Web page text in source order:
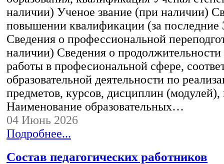
наличии) Ученое звание (при наличии)
повышении квалификации (за последние
Сведения о профессиональной
наличии) Сведения о
работы в професиональной сфере,
образовательной деятельности по
предметов, курсов, дисциплин (модулей),
Наименование образовательных…
04 Июнь 2026
Подробнее...
Состав педагогических работников